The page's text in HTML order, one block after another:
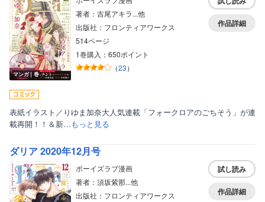
マンガ｜巻
著者：吉尾アキラ...他
出版社：フロンティアワークス
514ページ
1巻購入：650ポイント
（23）
作品詳細
表紙イラスト／りゆま加奈大人気連載「フォークロアのごちそう」が連
載再開！！＆新…もっと見る
ダリア 2020年12月号
ボーイズラブ漫画
著者：須坂紫那...他
出版社：フロンティアワークス
試し読み
作品詳細